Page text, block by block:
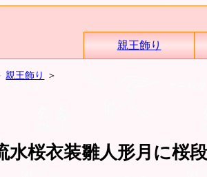
親王飾り
親王飾り ＞
桜衣装雛人形月に桜